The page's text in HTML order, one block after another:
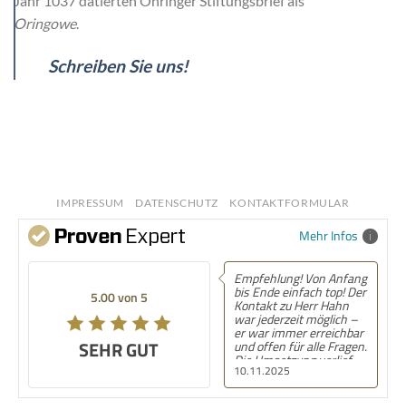
Oringowe.
Schreiben Sie uns!
IMPRESSUM DATENSCHUTZ KONTAKTFORMULAR
Mehr Infos
5.00 von 5
SEHR GUT
10.11.2025
Empfehlung! Von Anfang
bis Ende einfach top! Der
Kontakt zu Herr Hahn
war jederzeit möglich –
er war immer erreichbar
und offen für alle Fragen.
Die Umsetzung verlief
völlig unkompliziert und
ohne Komplikationen,
von der Planung bis zur